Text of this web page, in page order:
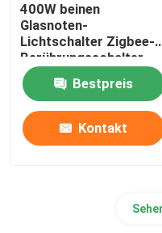
400W beinen
Glasnoten-
Lichtschalter Zigbee-
Berührungsschalter-
86*86*35mm aus
Bestpreis
Kontakt